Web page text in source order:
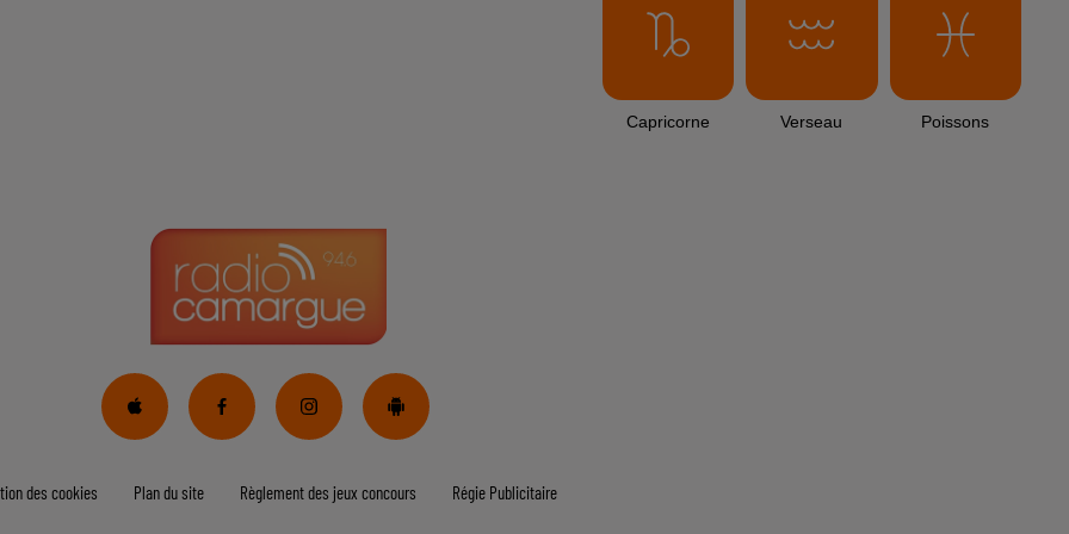
Capricorne Verseau Poissons
des cookies Plan du site Règlement des jeux concours Régie Publicitaire